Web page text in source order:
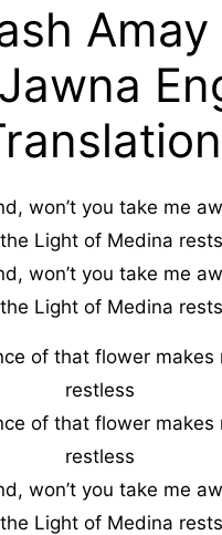
Amay
won’t you take me
Light of Medina
won’t you take me
Light of Medina
of that flower makes
restless
of that flower makes
restless
won’t you take me
Light of Medina